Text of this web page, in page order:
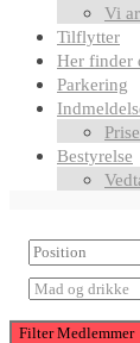
Vi
Tilflytter
Her finder
Parkering
Bestyrelse
FilterMedlemmer